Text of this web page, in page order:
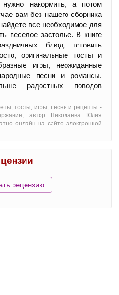
нужно накормить, а потом
вам без нашего сборника
все необходимое для
веселое застолье. В книге
блюд, готовить
оригинальные тосты и
игры, неожиданные
песни и романсы.
радостных поводов
тосты, игры, песни и рецепты -
автор Николаева Юлия
онлайн на сайте электронной
рецензию